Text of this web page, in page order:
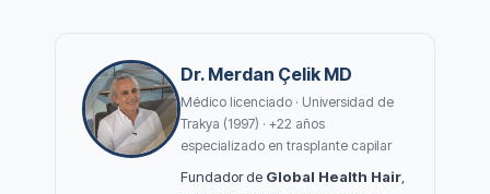
Dr. Merdan Çelik MD
Médico licenciado · Universidad de
Trakya (1997) · +22 años
especializado en trasplante capilar
Fundador de Global Health Hair,